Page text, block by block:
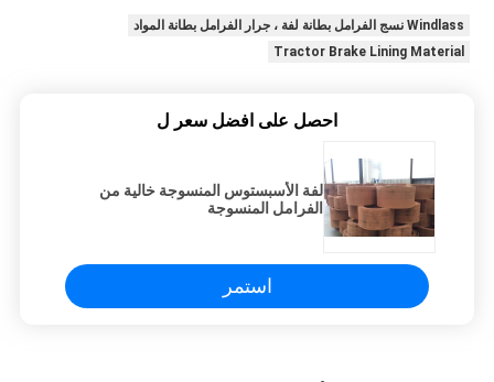
Windlass نسج الفرامل بطانة لفة ، جرار الفرامل بطانة المواد
Tractor Brake Lining Material
احصل على افضل سعر ل
لفة الأسبستوس المنسوجة خالية من
الفرامل المنسوجة
استمر